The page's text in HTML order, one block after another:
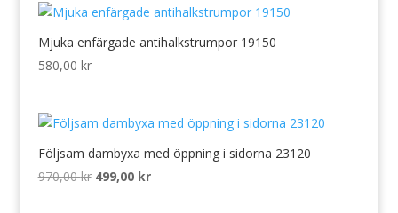
var:
775,00 kr.
är:
399,00 kr.
Mjuka enfärgade antihalkstrumpor 19150
580,00 kr
Följsam dambyxa med öppning i sidorna 23120
970,00kr Det
499,00 krDet